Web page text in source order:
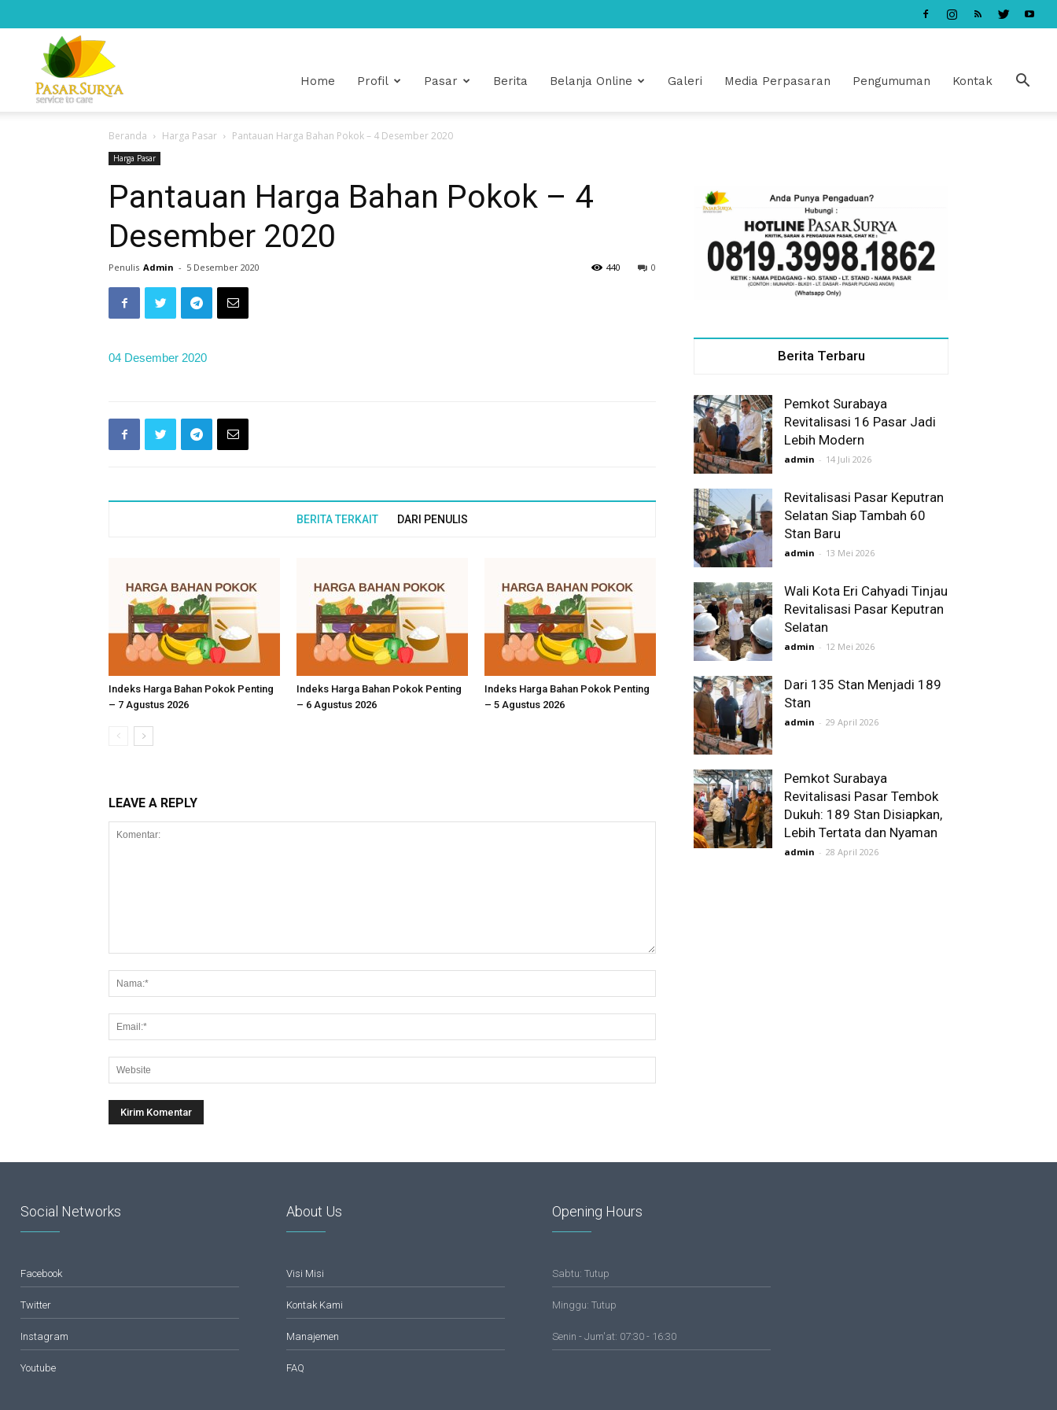
Surya
Home Profil Pasar Berita Belanja Online Galeri Media Perpasaran Pengumuman Kontak
Beranda Harga Pasar Pantauan Harga Bahan Pokok – 4 Desember 2020
Harga Pasar
Pantauan Harga Bahan Pokok – 4
Desember 2020
Penulis Admin - 5 Desember 2020 0
440
04 Desember 2020
BERITA TERKAIT DARI PENULIS
Indeks Harga Bahan Pokok Penting
– 7 Agustus 2026
Indeks Harga Bahan Pokok Penting
– 6 Agustus 2026
Indeks Harga Bahan Pokok Penting
– 5 Agustus 2026
LEAVE A REPLY
Berita Terbaru
Pemkot Surabaya
Revitalisasi 16 Pasar Jadi
Lebih Modern
admin - 14 Juli 2026
Revitalisasi Pasar Keputran
Selatan Siap Tambah 60
Stan Baru
admin - 13 Mei 2026
Wali Kota Eri Cahyadi Tinjau
Revitalisasi Pasar Keputran
Selatan
admin - 12 Mei 2026
Dari 135 Stan Menjadi 189
Stan
admin - 29 April 2026
Pemkot Surabaya
Revitalisasi Pasar Tembok
Dukuh: 189 Stan Disiapkan,
Lebih Tertata dan Nyaman
admin - 28 April 2026
Social Networks
Facebook
Twitter
Instagram
Youtube
About Us
Visi Misi
Kontak Kami
Manajemen
FAQ
Opening Hours
Sabtu: Tutup
Minggu: Tutup
Senin - Jum'at: 07:30 - 16:30